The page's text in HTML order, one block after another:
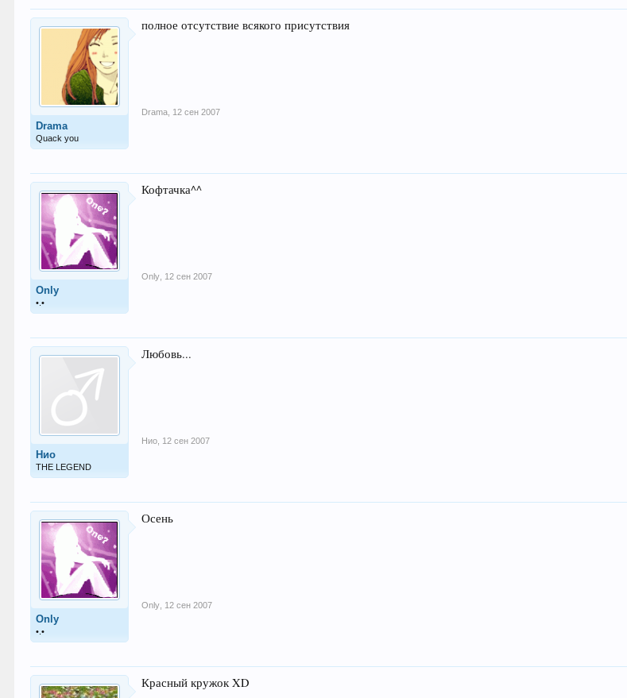
Drama
Quack you
полное отсутствие всякого присутствия
Drama 12 сен 2007
Only
•.•
Кофтачка^^
Only 12 сен 2007
Нио
THE LEGEND
Любовь...
Нио 12 сен 2007
Only
•.•
Осень
Only 12 сен 2007
Красный кружок XD